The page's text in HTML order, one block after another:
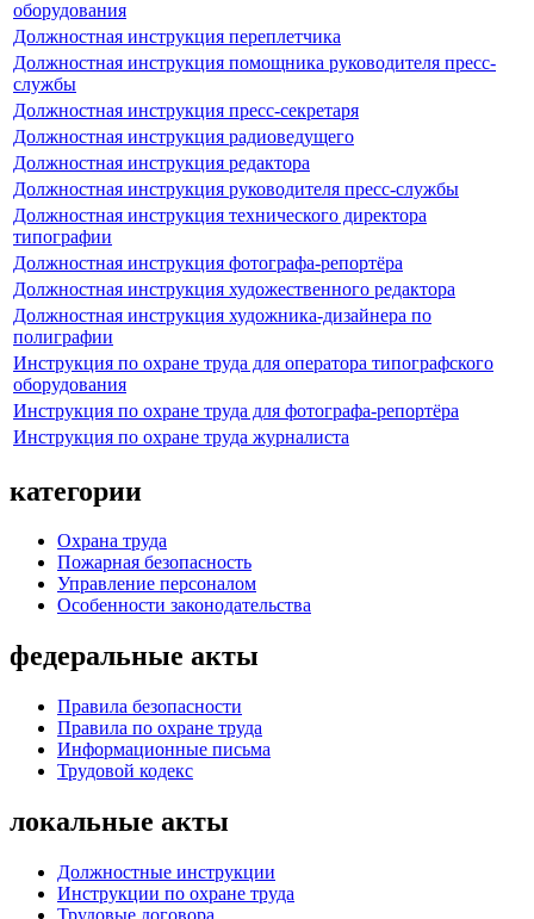
оборудования
Должностная инструкция переплетчика
Должностная инструкция помощника руководителя пресс-
службы
Должностная инструкция пресс-секретаря
Должностная инструкция радиоведущего
Должностная инструкция редактора
Должностная инструкция руководителя пресс-службы
Должностная инструкция технического директора
типографии
Должностная инструкция фотографа-репортёра
Должностная инструкция художественного редактора
Должностная инструкция художника-дизайнера по
полиграфии
Инструкция по охране труда для оператора типографского
оборудования
Инструкция по охране труда для фотографа-репортёра
Инструкция по охране труда журналиста
категории
Охрана труда
Пожарная безопасность
Управление персоналом
Особенности законодательства
федеральные акты
Правила безопасности
Правила по охране труда
Информационные письма
Трудовой кодекс
локальные акты
Должностные инструкции
Инструкции по охране труда
Трудовые договора